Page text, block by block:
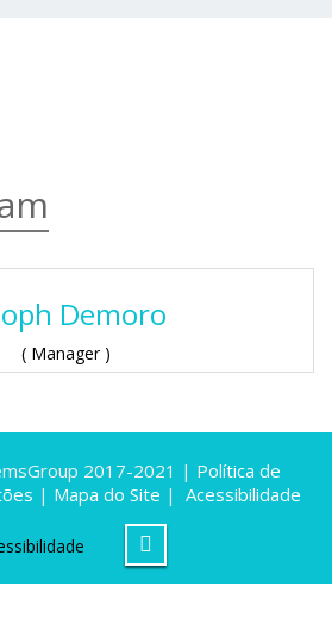
Demoro
( Manager )
2017-2021 | Política de
| Mapa do Site | Acessibilidade